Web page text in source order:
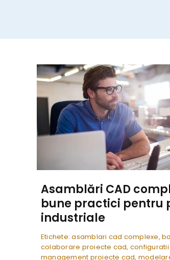
Asamblări CAD
bune practici pentru
industriale
Etichete:asamblari cad complexe,
colaborare proiecte cad,
management proiecte cad,